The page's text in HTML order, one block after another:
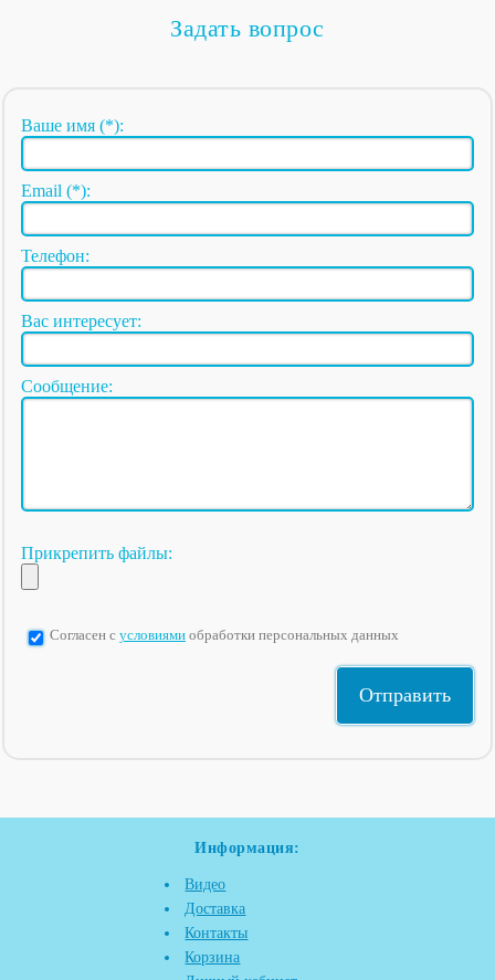
Задать вопрос
Ваше имя (*):
Email (*):
Телефон:
Вас интересует:
Сообщение:
Прикрепить файлы:
Согласен с условиями обработки персональных данных
Информация:
Видео
Доставка
Контакты
Корзина